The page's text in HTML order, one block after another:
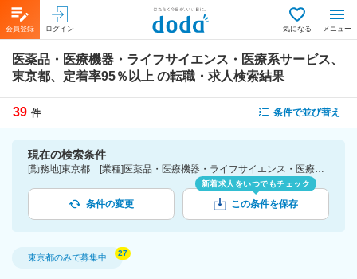
会員登録 ログイン 気になる メニュー
医薬品・医療機器・ライフサイエンス・医療系サービス、
東京都、定着率95％以上 の転職・求人検索結果
39 件 条件で並び替え
現在の検索条件
[勤務地]東京都 [業種]医薬品・医療機器・ライフサイエンス・医療系サービス [詳細条件](会社・職場の環境)定着率95％以上
条件の変更
新着求人をいつでもチェック
この条件を保存
東京都のみで募集中